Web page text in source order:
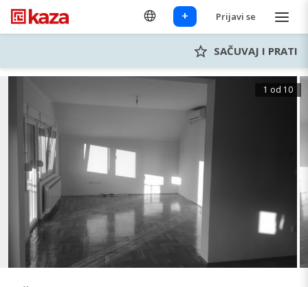
+ Prijavi se
SAČUVAJ I PRATI
1 od 10